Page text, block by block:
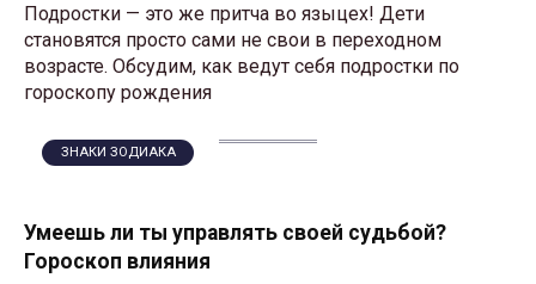
Подростки — это же притча во языцех! Дети
становятся просто сами не свои в переходном
возрасте. Обсудим, как ведут себя подростки по
гороскопу рождения
ЗНАКИ ЗОДИАКА
Умеешь ли ты управлять своей судьбой?
Гороскоп влияния